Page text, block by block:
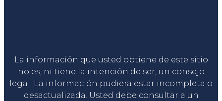
La información que usted obtiene de este sitio
no es, ni tiene la intención de ser, un consejo
legal. La información pudiera estar incompleta o
desactualizada. Usted debe consultar a un